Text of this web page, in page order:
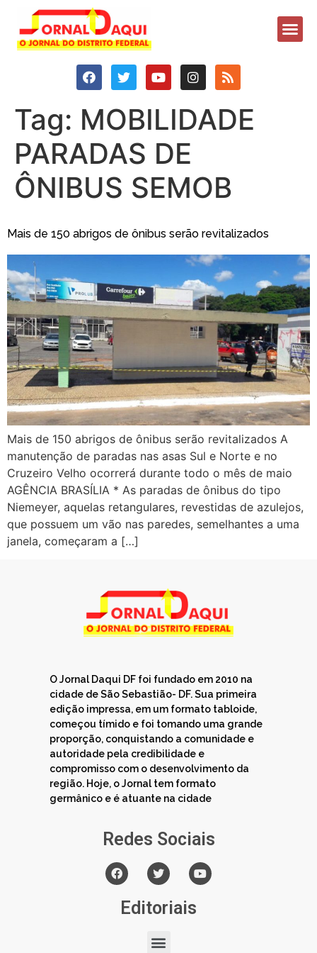
Tag: MOBILIDADE
PARADAS DE
ÔNIBUS SEMOB
Mais de 150 abrigos de ônibus serão revitalizados
Mais de 150 abrigos de ônibus serão revitalizados A
manutenção de paradas nas asas Sul e Norte e no
Cruzeiro Velho ocorrerá durante todo o mês de maio
AGÊNCIA BRASÍLIA * As paradas de ônibus do tipo
Niemeyer, aquelas retangulares, revestidas de azulejos,
que possuem um vão nas paredes, semelhantes a uma
janela, começaram a […]
O Jornal Daqui DF foi fundado em 2010 na
cidade de São Sebastião- DF. Sua primeira
edição impressa, em um formato tabloide,
começou tímido e foi tomando uma grande
proporção, conquistando a comunidade e
autoridade pela credibilidade e
compromisso com o desenvolvimento da
região. Hoje, o Jornal tem formato
germânico e é atuante na cidade
Redes Sociais
Editoriais